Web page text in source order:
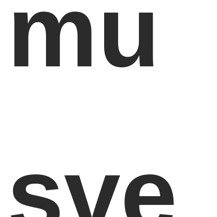
mu
sve